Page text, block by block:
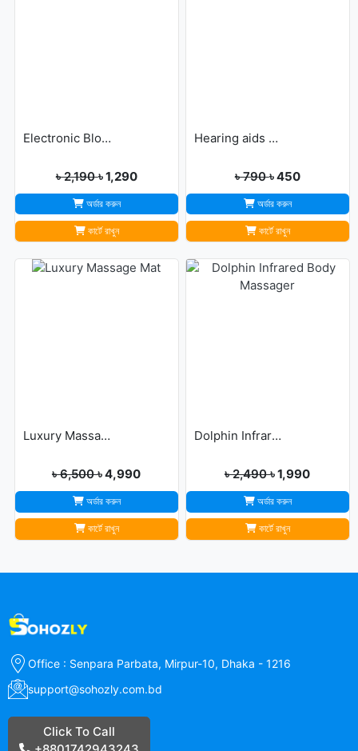
Electronic Blood Pressure Monitor
৳ 2,190৳ 1,290
অর্ডার করুন
কার্টে রাখুন
Hearing aids may help improve brain function
৳ 790৳ 450
অর্ডার করুন
কার্টে রাখুন
Luxury Massage Mat
৳ 6,500৳ 4,990
অর্ডার করুন
কার্টে রাখুন
Dolphin Infrared Body Massager
৳ 2,490৳ 1,990
অর্ডার করুন
কার্টে রাখুন
Office : Senpara Parbata, Mirpur-10, Dhaka - 1216
support@sohozly.com.bd
Click To Call